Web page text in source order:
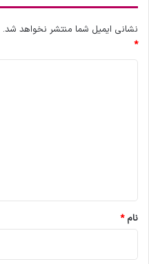
نشانی ایمیل شما منتشر نخواهد شد.
*
نام*